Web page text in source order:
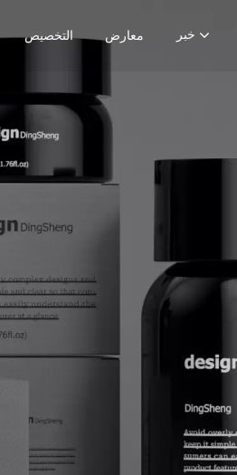
التخصيص معارض خبر